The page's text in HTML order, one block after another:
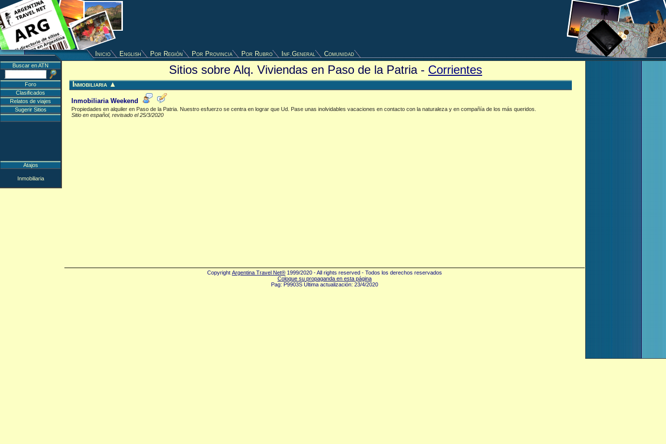
Inicio English Por Región Por Provincia Por Rubro Inf.General Comunidad
Sitios sobre Alq. Viviendas en Paso de la Patria - Corrientes
Inmobiliaria ▲
Inmobiliaria Weekend
Propiedades en alquiler en Paso de la Patria. Nuestro esfuerzo se centra en lograr que Ud. Pase unas inolvidables vacaciones en contacto con la naturaleza y en compañía de los más queridos.
Sitio en español, revisado el 25/3/2020
Buscar en ATN
Foro
Clasificados
Relatos de viajes
Sugerir Sitios
Atajos
Inmobiliaria
Copyright Argentina Travel Net® 1999/2020 - All rights reserved - Todos los derechos reservados
Coloque su propaganda en esta página
Pag: P9903S Última actualización: 23/4/2020